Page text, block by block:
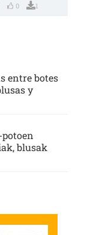
0 1
entre botes
y
potoen
blusak